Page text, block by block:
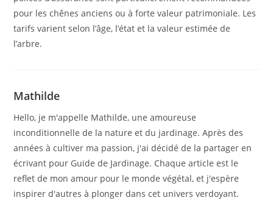
pour les chênes anciens ou à forte valeur patrimoniale. Les
tarifs varient selon l’âge, l’état et la valeur estimée de
l’arbre.
Mathilde
Hello, je m'appelle Mathilde, une amoureuse
inconditionnelle de la nature et du jardinage. Après des
années à cultiver ma passion, j'ai décidé de la partager en
écrivant pour Guide de Jardinage. Chaque article est le
reflet de mon amour pour le monde végétal, et j'espère
inspirer d'autres à plonger dans cet univers verdoyant.